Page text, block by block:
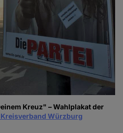
Kreuz" – Wahlplakat der
Kreisverband Würzburg